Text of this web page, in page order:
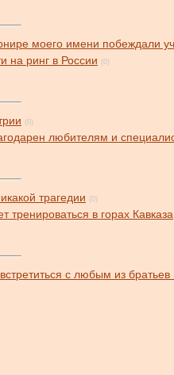
моего имени побеждали
на ринг в России (0)
(0)
любителям и
трагедии (0)
тренироваться в горах Кавказа
с любым из братьев